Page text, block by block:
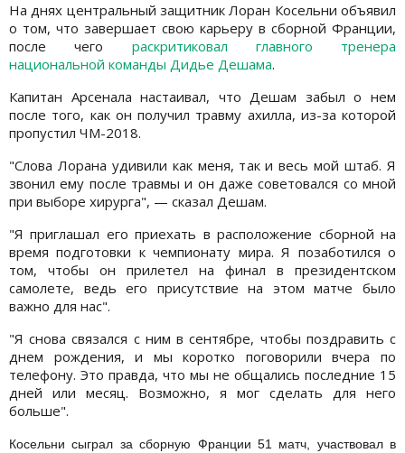
На днях центральный защитник Лоран Косельни объявил
о том, что завершает свою карьеру в сборной Франции,
после чего раскритиковал главного тренера
национальной команды Дидье Дешама.
Капитан Арсенала настаивал, что Дешам забыл о нем
после того, как он получил травму ахилла, из-за которой
пропустил ЧМ-2018.
"Слова Лорана удивили как меня, так и весь мой штаб. Я
звонил ему после травмы и он даже советовался со мной
при выборе хирурга", — сказал Дешам.
"Я приглашал его приехать в расположение сборной на
время подготовки к чемпионату мира. Я позаботился о
том, чтобы он прилетел на финал в президентском
самолете, ведь его присутствие на этом матче было
важно для нас".
"Я снова связался с ним в сентябре, чтобы поздравить с
днем рождения, и мы коротко поговорили вчера по
телефону. Это правда, что мы не общались последние 15
дней или месяц. Возможно, я мог сделать для него
больше".
Косельни сыграл за сборную Франции 51 матч, участвовал в